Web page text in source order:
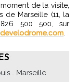
de la visite,
de Marseille (11, la
500 500, sur
.
Marseille